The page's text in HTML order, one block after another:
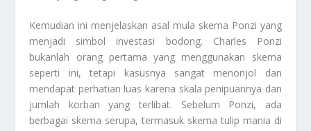
Kemudian ini menjelaskan asal mula skema Ponzi yang
menjadi simbol investasi bodong. Charles Ponzi
bukanlah orang pertama yang menggunakan skema
seperti ini, tetapi kasusnya sangat menonjol dan
mendapat perhatian luas karena skala penipuannya dan
jumlah korban yang terlibat. Sebelum Ponzi, ada
berbagai skema serupa, termasuk skema tulip mania di